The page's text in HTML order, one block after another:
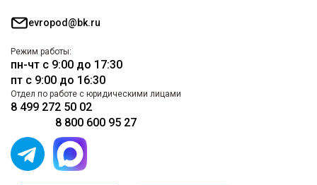
evropod@bk.ru
Режим работы:
пн-чт с 9:00 до 17:30
пт с 9:00 до 16:30
Отдел по работе с юридическими лицами
8 499 272 50 02
8 800 600 95 27